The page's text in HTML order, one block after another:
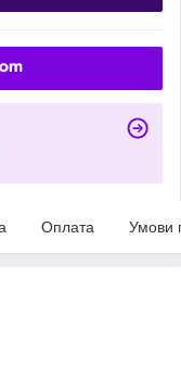
Оплата Умови